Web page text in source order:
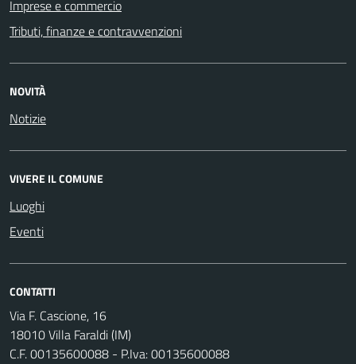
Imprese e commercio
Tributi, finanze e contravvenzioni
NOVITÀ
Notizie
VIVERE IL COMUNE
Luoghi
Eventi
CONTATTI
Via F. Cascione, 16
18010 Villa Faraldi (IM)
C.F. 00135600088 - P.Iva: 00135600088